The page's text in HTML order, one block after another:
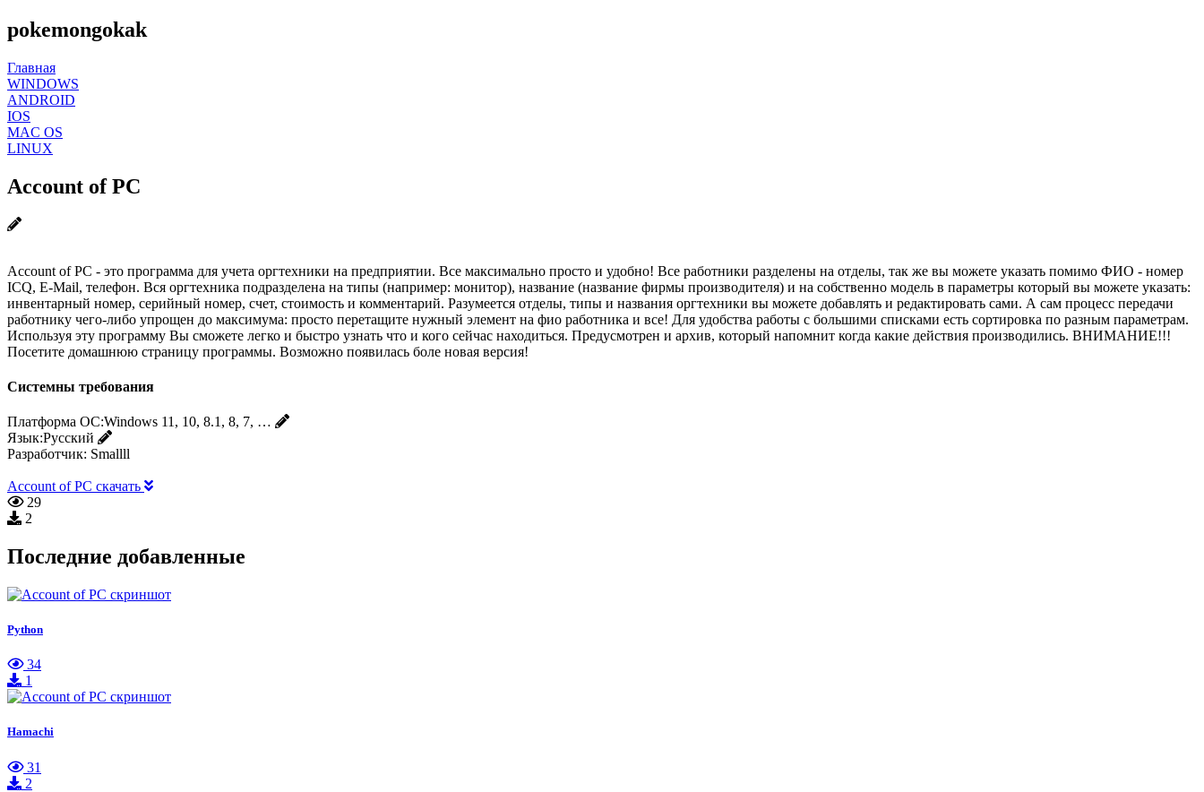
pokemongokak
Главная
WINDOWS
ANDROID
IOS
MAC OS
LINUX
Account of PC
Account of PC - это программа для учета оргтехники на предприятии. Все максимально просто и удобно! Все работники разделены на отделы, так же вы можете указать помимо ФИО - номер
ICQ, E-Mail, телефон. Вся оргтехника подразделена на типы (например: монитор), название (название фирмы производителя) и на собственно модель в параметры который вы можете указать:
инвентарный номер, серийный номер, счет, стоимость и комментарий. Разумеется отделы, типы и названия оргтехники вы можете добавлять и редактировать сами. А сам процесс передачи
работнику чего-либо упрощен до максимума: просто перетащите нужный элемент на фио работника и все! Для удобства работы с большими списками есть сортировка по разным параметрам.
Используя эту программу Вы сможете легко и быстро узнать что и кого сейчас находиться. Предусмотрен и архив, который напомнит когда какие действия производились. ВНИМАНИЕ!!!
Посетите домашнюю страницу программы. Возможно появилась боле новая версия!
Системны требования
Платформа ОС:Windows 11, 10, 8.1, 8, 7, …
Язык:Русский
Разработчик: Smallll
Account of PC скачать
29
2
Последние добавленные
Python
34
1
Hamachi
31
2